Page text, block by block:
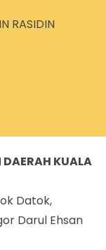
RASIDIN
KUALA
Datok,
Darul Ehsan